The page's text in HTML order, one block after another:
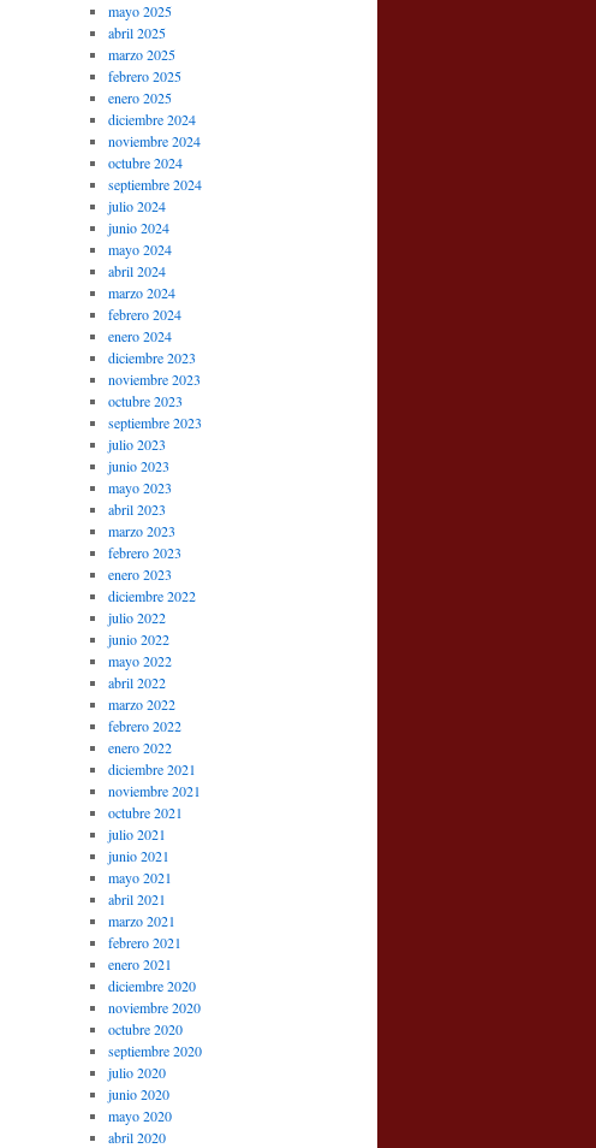
mayo 2025
abril 2025
marzo 2025
febrero 2025
enero 2025
diciembre 2024
noviembre 2024
octubre 2024
septiembre 2024
julio 2024
junio 2024
mayo 2024
abril 2024
marzo 2024
febrero 2024
enero 2024
diciembre 2023
noviembre 2023
octubre 2023
septiembre 2023
julio 2023
junio 2023
mayo 2023
abril 2023
marzo 2023
febrero 2023
enero 2023
diciembre 2022
julio 2022
junio 2022
mayo 2022
abril 2022
marzo 2022
febrero 2022
enero 2022
diciembre 2021
noviembre 2021
octubre 2021
julio 2021
junio 2021
mayo 2021
abril 2021
marzo 2021
febrero 2021
enero 2021
diciembre 2020
noviembre 2020
octubre 2020
septiembre 2020
julio 2020
junio 2020
mayo 2020
abril 2020